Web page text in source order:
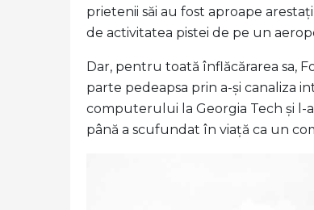
prietenii săi au fost aproape
de activitatea pistei de pe un
Dar, pentru toată înflăcărarea sa,
parte pedeapsa prin a-și canaliza
computerului la Georgia Tech și l-
până a scufundat în viață ca un